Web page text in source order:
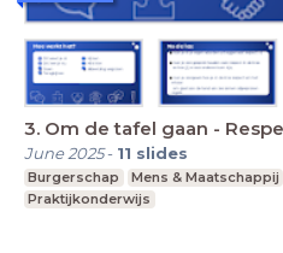
3. Om de tafel gaan -
June 2025- 11 slides
Burgerschap Mens & Maatschappij
Praktijkonderwijs